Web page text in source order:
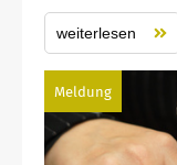
weiterlesen
Meldung